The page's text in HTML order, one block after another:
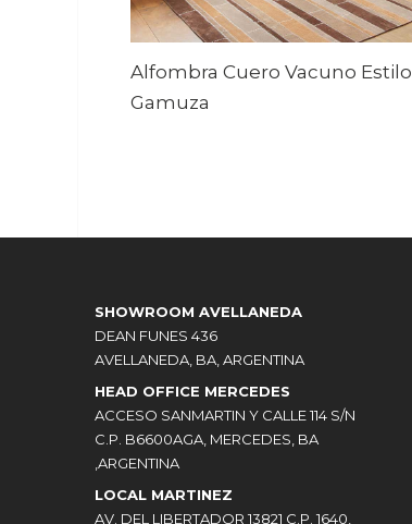
Alfombra Cuero Vacuno Estilo
Gamuza
SHOWROOM AVELLANEDA
DEAN FUNES 436
AVELLANEDA, BA, ARGENTINA
HEAD OFFICE MERCEDES
ACCESO SANMARTIN Y CALLE 114 S/N
C.P. B6600AGA, MERCEDES, BA
,ARGENTINA
LOCAL MARTINEZ
AV. DEL LIBERTADOR 13821 C.P. 1640,